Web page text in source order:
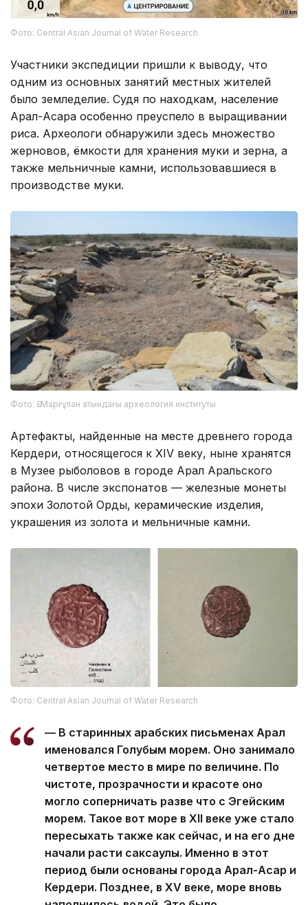
Фото: Central Asian Journal of Water Research
Участники экспедиции пришли к выводу, что
одним из основных занятий местных жителей
было земледелие. Судя по находкам, население
Арал-Асара особенно преуспело в выращивании
риса. Археологи обнаружили здесь множество
жерновов, ёмкости для хранения муки и зерна, а
также мельничные камни, использовавшиеся в
производстве муки.
Фото: Ә. Марғұлан атындағы археология институты
Артефакты, найденные на месте древнего города
Кердери, относящегося к XIV веку, ныне хранятся
в Музее рыболовов в городе Арал Аральского
района. В числе экспонатов — железные монеты
эпохи Золотой Орды, керамические изделия,
украшения из золота и мельничные камни.
Фото: Central Asian Journal of Water Research
— В старинных арабских письменах Арал
именовался Голубым морем. Оно занимало
четвертое место в мире по величине. По
чистоте, прозрачности и красоте оно
могло соперничать разве что с Эгейским
морем. Такое вот море в XII веке уже стало
пересыхать также как сейчас, и на его дне
начали расти саксаулы. Именно в этот
период были основаны города Арал-Асар и
Кердери. Позднее, в XV веке, море вновь